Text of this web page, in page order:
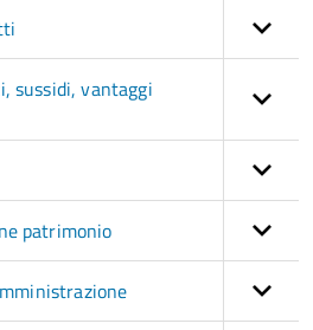
sussidi, vantaggi
patrimonio